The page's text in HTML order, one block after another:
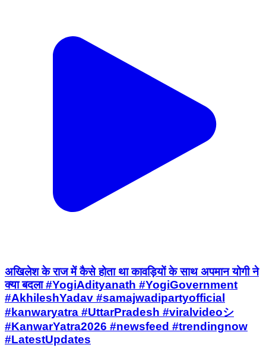
अखिलेश के राज में कैसे होता था कावड़ियों के साथ अपमान योगी ने
क्या बदला #YogiAdityanath #YogiGovernment
#AkhileshYadav #samajwadipartyofficial
#kanwaryatra #UttarPradesh #viralvideoシ
#KanwarYatra2026 #newsfeed #trendingnow
#LatestUpdates